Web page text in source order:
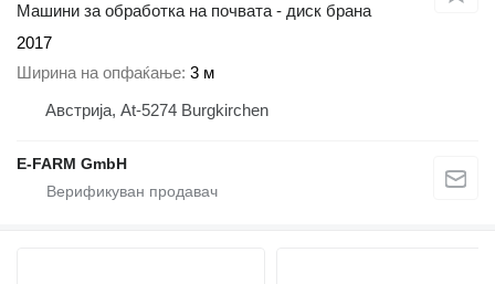
Машини за обработка на почвата - диск брана
2017
Ширина на опфаќање 3 м
Австрија, At-5274 Burgkirchen
E-FARM GmbH